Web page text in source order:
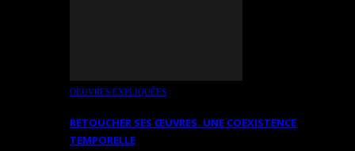
OEUVRES EXPLIQUÉES
RETOUCHER SES ŒUVRES. UNE COEXISTENCE
TEMPORELLE